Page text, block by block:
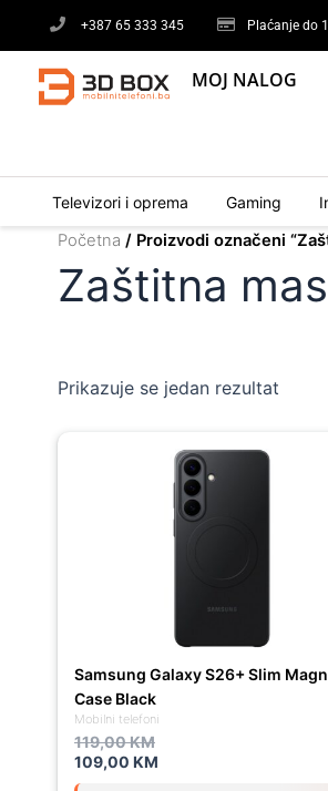
content
+387 65 333 345 Plaćanje do
MOJ NALOG
Televizori i oprema Gaming
Početna / Proizvodi označeni
Zaštitna
Prikazuje se jedan rezultat
Mobilni telefoni
Samsung Galaxy S26+ Slim
Case Black
119,00KM
109,00 KM